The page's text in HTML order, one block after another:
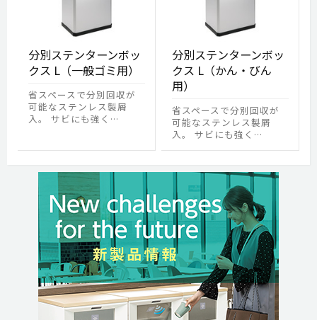
分別ステンターンボッ
クス L（一般ゴミ用）
省スペースで分別回収が
可能なステンレス製屑
入。 サビにも強く…
分別ステンターンボッ
クス L（かん・びん
用）
省スペースで分別回収が
可能なステンレス製屑
入。 サビにも強く…